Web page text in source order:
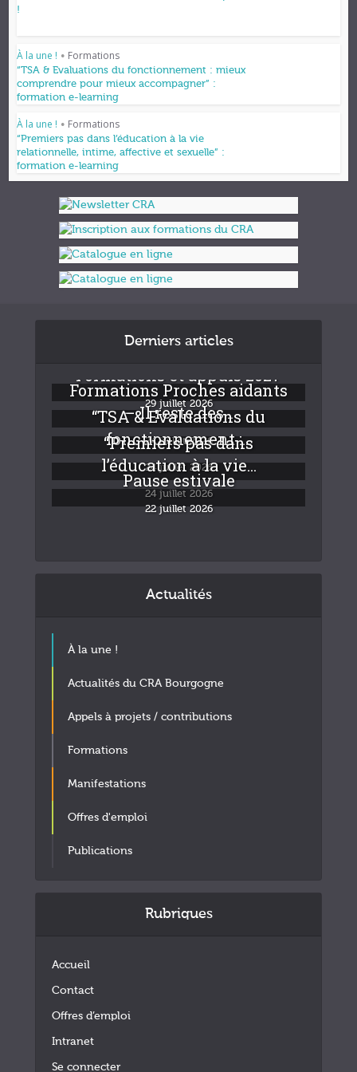
!
À la une ! • Formations
“TSA & Evaluations du fonctionnement : mieux
comprendre pour mieux accompagner” :
formation e-learning
À la une ! • Formations
“Premiers pas dans l’éducation à la vie
relationnelle, intime, affective et sexuelle” :
formation e-learning
Derniers articles
Formations et appuis 2027
29 juillet 2026
Formations Proches aidants
– Il reste des...
24 juillet 2026
“TSA & Evaluations du
fonctionnement :...
24 juillet 2026
“Premiers pas dans
l’éducation à la vie...
24 juillet 2026
Pause estivale
22 juillet 2026
Actualités
À la une !
Actualités du CRA Bourgogne
Appels à projets / contributions
Formations
Manifestations
Offres d'emploi
Publications
Rubriques
Accueil
Contact
Offres d’emploi
Intranet
Se connecter